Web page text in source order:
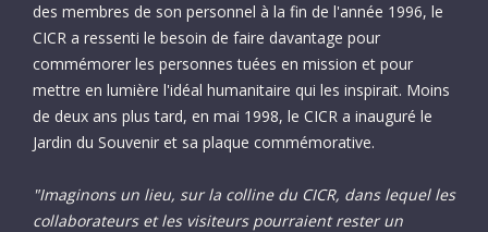
des membres de son personnel à la fin de l'année 1996, le
CICR a ressenti le besoin de faire davantage pour
commémorer les personnes tuées en mission et pour
mettre en lumière l'idéal humanitaire qui les inspirait. Moins
de deux ans plus tard, en mai 1998, le CICR a inauguré le
Jardin du Souvenir et sa plaque commémorative.
"Imaginons un lieu, sur la colline du CICR, dans lequel les
collaborateurs et les visiteurs pourraient rester un